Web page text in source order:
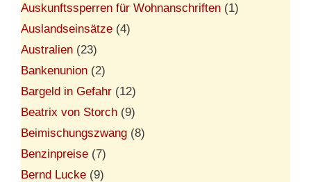
Auskunftssperren für Wohnanschriften (1)
Auslandseinsätze (4)
Australien (23)
Bankenunion (2)
Bargeld in Gefahr (12)
Beatrix von Storch (9)
Beimischungszwang (8)
Benzinpreise (7)
Bernd Lucke (9)